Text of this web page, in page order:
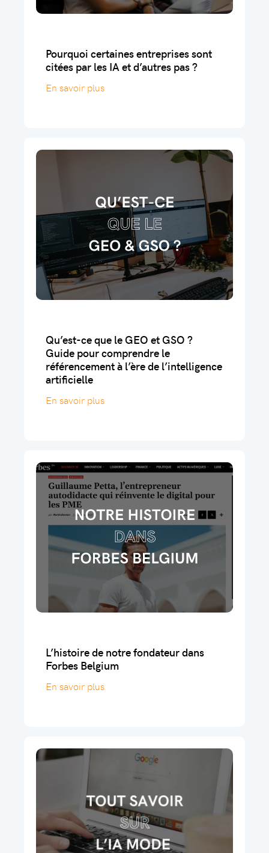
Pourquoi certaines entreprises sont
citées par les IA et d’autres pas ?
En savoir plus
Qu’est-ce que le GEO et GSO ?
Guide pour comprendre le
référencement à l’ère de l’intelligence
artificielle
En savoir plus
L’histoire de notre fondateur dans
Forbes Belgium
En savoir plus